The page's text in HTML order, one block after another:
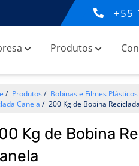
+55
Produtos
/ Produtos/ Bobinas e Filmes
Canela / 200 Kg de Bobina
Kg de Bobina